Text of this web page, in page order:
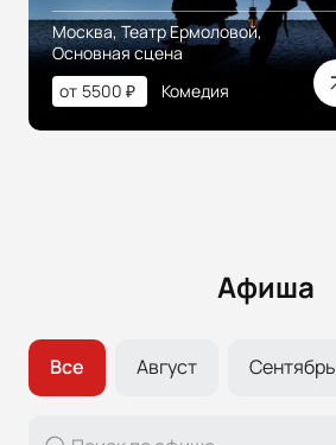
Москва, Театр Ермоловой,
Основная сцена
от 5500 ₽ Комедия
Афиша
Все Август Сентябрь